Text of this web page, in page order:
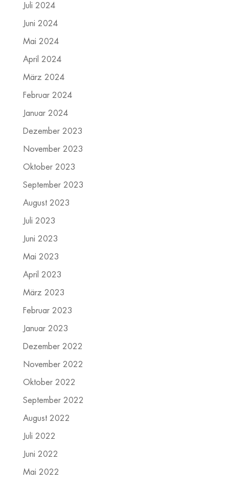
Juli 2024
Juni 2024
Mai 2024
April 2024
März 2024
Februar 2024
Januar 2024
Dezember 2023
November 2023
Oktober 2023
September 2023
August 2023
Juli 2023
Juni 2023
Mai 2023
April 2023
März 2023
Februar 2023
Januar 2023
Dezember 2022
November 2022
Oktober 2022
September 2022
August 2022
Juli 2022
Juni 2022
Mai 2022